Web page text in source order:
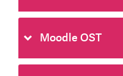
Moodle OST